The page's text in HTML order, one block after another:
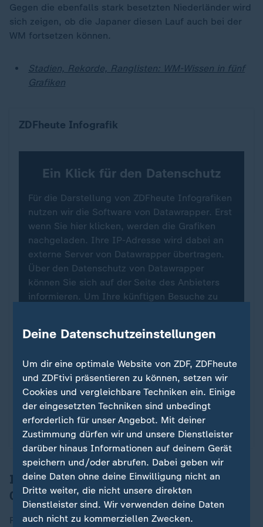
Gegen die ebenfalls stark besetzten Niederländer wird
sich zeigen, ob die Japaner diesen Lauf auch bei der
WM fortsetzen können.
Stadien, Rekorde, Ranglisten: WM-Wissen in fünf
Grafiken
ZDFheute Infografik
Ein Klick für den Datenschutz
Für die Darstellung von ZDFheute Infografiken
nutzen wir die Software von Datawrapper. Erst
wenn Sie hier klicken, werden die Grafiken
nachgeladen. Ihre IP-Adresse wird dabei an
externe Server von Datawrapper übertragen.
Über den Datenschutz von Datawrapper
können Sie sich auf der Seite des Anbieters
informieren. Um Ihre künftigen Besuche zu
Zustimmung können Sie im Bereich „Meine
Infografiken anzeigen
Datenschutzeinstellungen anpassen
Iran gegen Neuseeland, 16.06.2026,
03:00 Uhr, ZDF
Für Nachteulen könnte diese Partie interessant werden
Deine Datenschutzeinstellungen
Um dir eine optimale Website von ZDF, ZDFheute
und ZDFtivi präsentieren zu können, setzen wir
Cookies und vergleichbare Techniken ein. Einige
der eingesetzten Techniken sind unbedingt
erforderlich für unser Angebot. Mit deiner
Zustimmung dürfen wir und unsere Dienstleister
darüber hinaus Informationen auf deinem Gerät
speichern und/oder abrufen. Dabei geben wir
deine Daten ohne deine Einwilligung nicht an
Dritte weiter, die nicht unsere direkten
Dienstleister sind. Wir verwenden deine Daten
auch nicht zu kommerziellen Zwecken.